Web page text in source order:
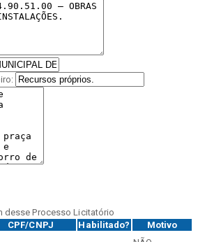
desse Processo Licitatório
CPF/CNPJ Habilitado? Motivo